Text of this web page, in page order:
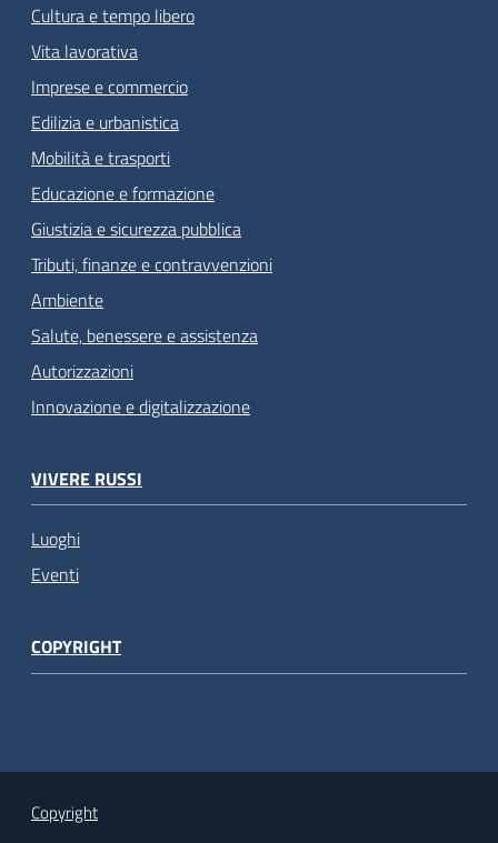
Cultura e tempo libero
Vita lavorativa
Imprese e commercio
Edilizia e urbanistica
Mobilità e trasporti
Educazione e formazione
Giustizia e sicurezza pubblica
Tributi, finanze e contravvenzioni
Ambiente
Salute, benessere e assistenza
Autorizzazioni
Innovazione e digitalizzazione
VIVERE RUSSI
Luoghi
Eventi
COPYRIGHT
Copyright